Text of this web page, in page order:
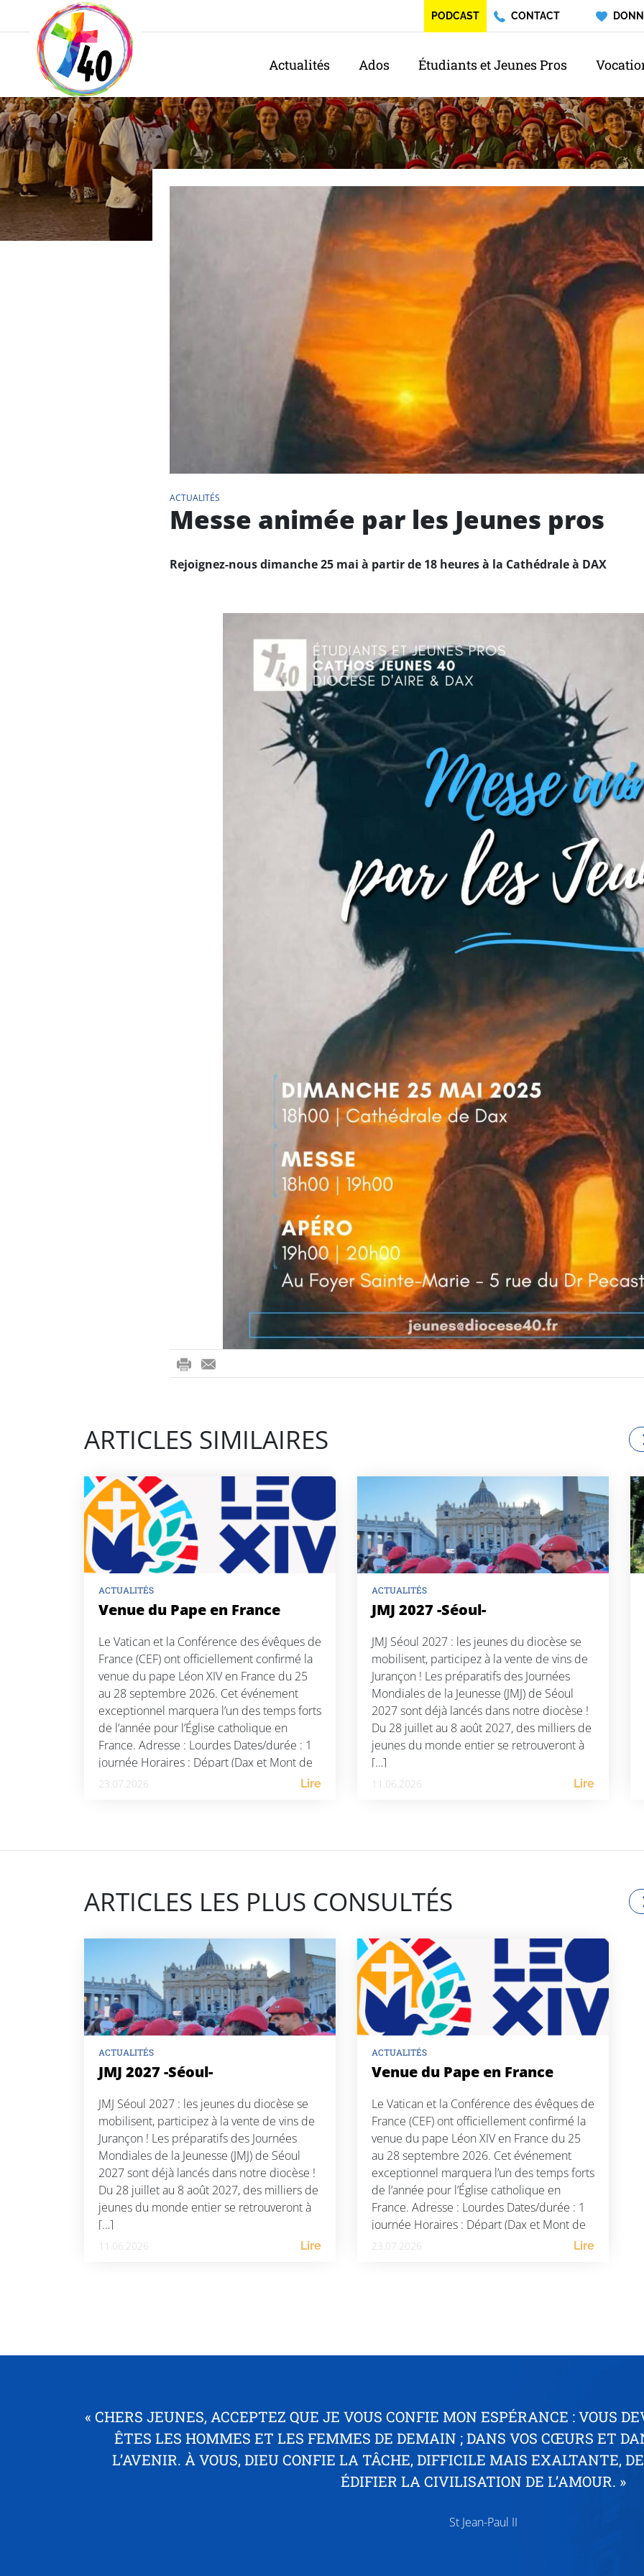
PODCAST CONTACT
Actualités Ados Étudiants et Jeunes Pros
ACTUALITÉS
Messe animée par les Jeunes pros
Rejoignez-nous dimanche 25 mai à partir de 18 heures à la Cathédrale à DAX
ri
-
ARTICLES SIMILAIRES
ACTUALITÉS
Venue du Pape en France
Le Vatican et la Conférence des évêques de
France (CEF) ont officiellement confirmé la
venue du pape Léon XIV en France du 25
au 28 septembre 2026. Cet événement
exceptionnel marquera l’un des temps forts
de l’année pour l’Église catholique en
France. Adresse : Lourdes Dates/durée : 1
journée Horaires : Départ (Dax et Mont de
Marsan) : […]
23.07.2026 Lire
ACTUALITÉS
JMJ 2027 -Séoul-
JMJ Séoul 2027 : les jeunes du diocèse se
mobilisent, participez à la vente de vins de
Jurançon ! Les préparatifs des Journées
Mondiales de la Jeunesse (JMJ) de Séoul
2027 sont déjà lancés dans notre diocèse !
Du 28 juillet au 8 août 2027, des milliers de
jeunes du monde entier se retrouveront à
[…]
11.06.2026 Lire
ARTICLES LES PLUS CONSULTÉS
ACTUALITÉS
JMJ 2027 -Séoul-
JMJ Séoul 2027 : les jeunes du diocèse se
mobilisent, participez à la vente de vins de
Jurançon ! Les préparatifs des Journées
Mondiales de la Jeunesse (JMJ) de Séoul
2027 sont déjà lancés dans notre diocèse !
Du 28 juillet au 8 août 2027, des milliers de
jeunes du monde entier se retrouveront à
[…]
11.06.2026 Lire
ACTUALITÉS
Venue du Pape en France
Le Vatican et la Conférence des évêques de
France (CEF) ont officiellement confirmé la
venue du pape Léon XIV en France du 25
au 28 septembre 2026. Cet événement
exceptionnel marquera l’un des temps forts
de l’année pour l’Église catholique en
France. Adresse : Lourdes Dates/durée : 1
journée Horaires : Départ (Dax et Mont de
Marsan) : […]
23.07.2026 Lire
« CHERS JEUNES, ACCEPTEZ QUE JE VOUS CONFIE MON ESPÉRANCE : VOUS
ÊTES LES HOMMES ET LES FEMMES DE DEMAIN ; DANS VOS CŒURS ET
L’AVENIR. À VOUS, DIEU CONFIE LA TÂCHE, DIFFICILE MAIS EXALTANTE,
ÉDIFIER LA CIVILISATION DE L’AMOUR. »
St Jean-Paul II
Panneau de gestion des cookies